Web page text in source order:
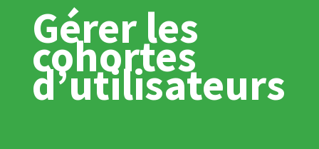
Gérer les
cohortes
d’utilisateurs